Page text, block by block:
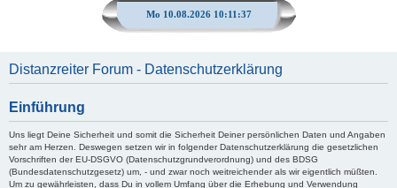
Mo 10.08.2026 10:11:38
Distanzreiter Forum - Datenschutzerklärung
Einführung
Uns liegt Deine Sicherheit und somit die Sicherheit Deiner persönlichen Daten und Angaben
sehr am Herzen. Deswegen setzen wir in folgender Datenschutzerklärung die gesetzlichen
Vorschriften der EU-DSGVO (Datenschutzgrundverordnung) und des BDSG
(Bundesdatenschutzgesetz) um, - und zwar noch weitreichender als wir eigentlich müßten.
Um zu gewährleisten, dass Du in vollem Umfang über die Erhebung und Verwendung